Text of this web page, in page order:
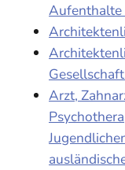
Aufenthalte
Arzt,